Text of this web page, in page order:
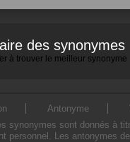
des synonymes
à trouver le meilleur synonyme
Antonyme
synonymes sont donnés à
personnel. Les antonymes